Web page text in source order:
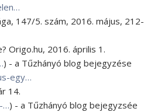
147/5. szám, 2016. május, 212-
Origo.hu, 2016. április 1.
) - a Tűzhányó blog bejegyzése
egy…
14.
…) - a Tűzhányó blog bejegyzsée